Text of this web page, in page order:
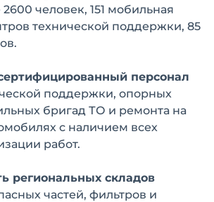
2600 человек, 151 мобильная
технической поддержки, 85
персонал
поддержки, опорных
бригад ТО и ремонта на
с наличием всех
работ.
региональных складов
частей, фильтров и